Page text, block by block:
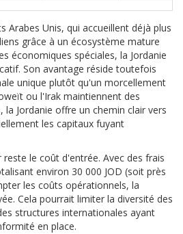
Arabes Unis, qui accueillent déjà plus
grâce à un écosystème mature
économiques spéciales, la Jordanie
Son avantage réside toutefois
unique plutôt qu'un morcellement
ou l'Irak maintiennent des
Jordanie offre un chemin clair vers
les capitaux fuyant
le coût d'entrée. Avec des frais
environ 30 000 JOD (soit près
les coûts opérationnels, la
Cela pourrait limiter la diversité des
structures internationales ayant
en place.